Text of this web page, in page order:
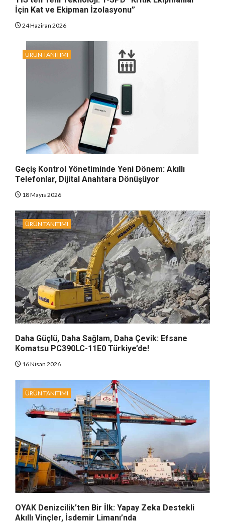
İçin Kat ve Ekipman İzolasyonu”
24 Haziran 2026
ÜRÜN TANITIMI
Geçiş Kontrol Yönetiminde Yeni Dönem: Akıllı
Telefonlar, Dijital Anahtara Dönüşüyor
18 Mayıs 2026
ÜRÜN TANITIMI
Daha Güçlü, Daha Sağlam, Daha Çevik: Efsane
Komatsu PC390LC-11E0 Türkiye’de!
16 Nisan 2026
ÜRÜN TANITIMI
OYAK Denizcilik’ten Bir İlk: Yapay Zeka Destekli
Akıllı Vinçler, İsdemir Limanı’nda